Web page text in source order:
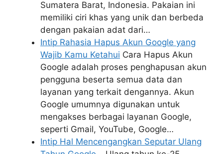
Sumatera Barat, Indonesia. Pakaian ini
memiliki ciri khas yang unik dan berbeda
dengan pakaian adat dari…
Intip Rahasia Hapus Akun Google yang
Wajib Kamu Ketahui Cara Hapus Akun
Google adalah proses penghapusan akun
pengguna beserta semua data dan
layanan yang terkait dengannya. Akun
Google umumnya digunakan untuk
mengakses berbagai layanan Google,
seperti Gmail, YouTube, Google…
Intip Hal Mencengangkan Seputar Ulang